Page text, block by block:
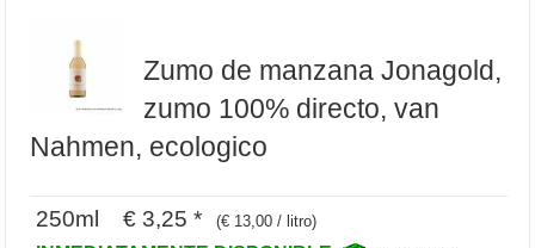
Zumo de manzana Jonagold,
zumo 100% directo, van
Nahmen, ecologico
250ml € 3,25 * (€ 13,00 / litro)